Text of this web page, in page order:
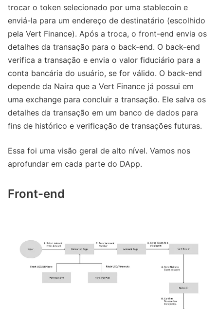
trocar o token selecionado por uma stablecoin e
enviá-la para um endereço de destinatário (escolhido
pela Vert Finance). Após a troca, o front-end envia os
detalhes da transação para o back-end. O back-end
verifica a transação e envia o valor fiduciário para a
conta bancária do usuário, se for válido. O back-end
depende da Naira que a Vert Finance já possui em
uma exchange para concluir a transação. Ele salva os
detalhes da transação em um banco de dados para
fins de histórico e verificação de transações futuras.
Essa foi uma visão geral de alto nível. Vamos nos
aprofundar em cada parte do DApp.
Front-end